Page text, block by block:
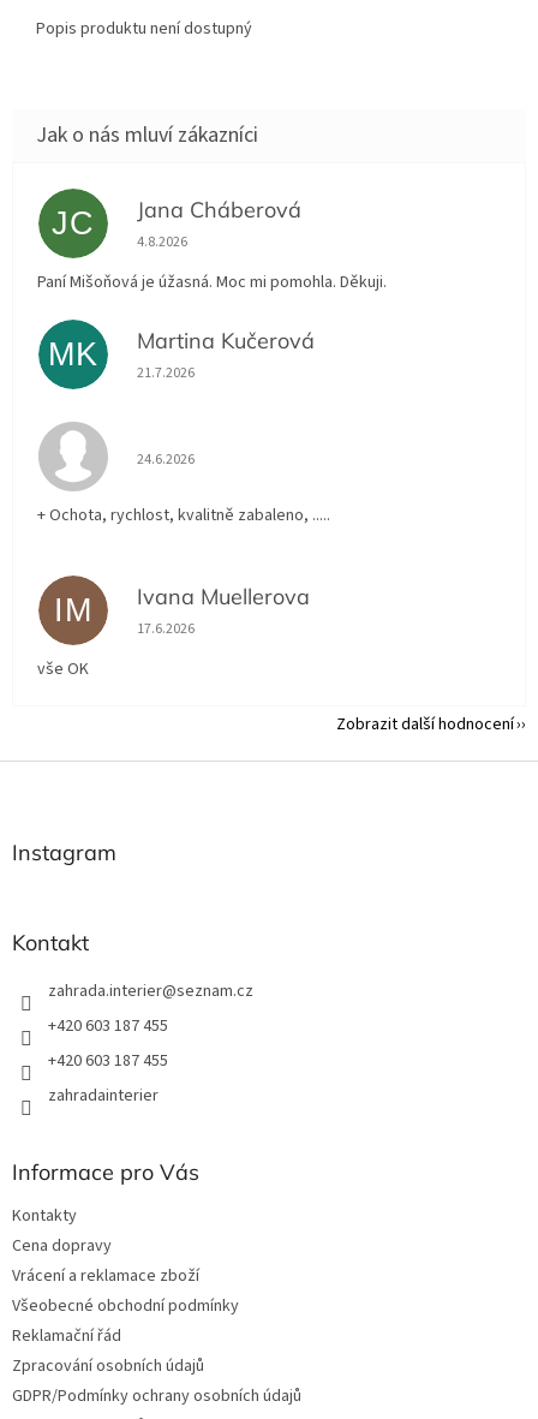
Popis produktu není dostupný
JC Jana Cháberová
Hodnocení obchodu je 5 z 5 hvězdiček.
4.8.2026
Paní Mišoňová je úžasná. Moc mi pomohla. Děkuji.
MK Martina Kučerová
Hodnocení obchodu je 5 z 5 hvězdiček.
21.7.2026
Hodnocení obchodu je 5 z 5 hvězdiček.
24.6.2026
+ Ochota, rychlost, kvalitně zabaleno, .....
IM Ivana Muellerova
Hodnocení obchodu je 5 z 5 hvězdiček.
17.6.2026
vše OK
Zobrazit další hodnocení
Z
Instagram
Kontakt
zahrada.interier@seznam.cz
+420 603 187 455
+420 603 187 455
zahradainterier
Informace pro Vás
Kontakty
Cena dopravy
Vrácení a reklamace zboží
Všeobecné obchodní podmínky
Reklamační řád
Zpracování osobních údajů
GDPR/Podmínky ochrany osobních údajů